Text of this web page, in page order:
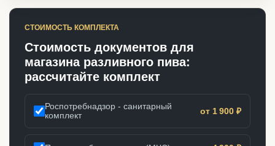
СТОИМОСТЬ КОМПЛЕКТА
Стоимость документов для
магазина разливного пива:
рассчитайте комплект
Роспотребнадзор - санитарный
комплект
от 1 900 ₽